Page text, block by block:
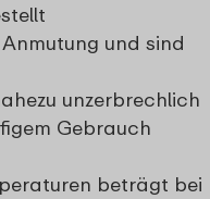
und sind
unzerbrechlich
Gebrauch
beträgt bei